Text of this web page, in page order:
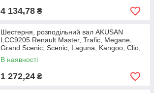
4 134,78 ₴
Шестерня, розподільний вал AKUSAN
LCC9205 Renault Master, Trafic, Megane,
Grand Scenic, Scenic, Laguna, Kangoo, Clio,
Espace; Opel
В наявності
1 272,24 ₴